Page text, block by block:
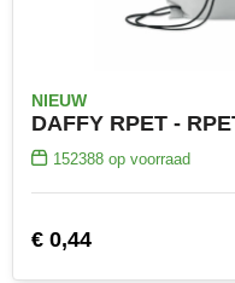
NIEUW
DAFFY RPET -
152388op voorraad
€ 0,44